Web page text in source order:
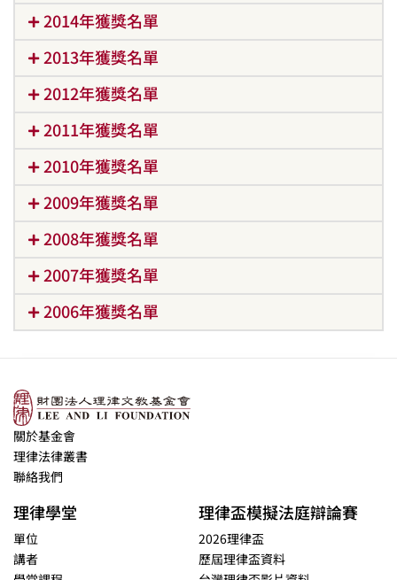
2014年獲獎名單
2013年獲獎名單
2012年獲獎名單
2011年獲獎名單
2010年獲獎名單
2009年獲獎名單
2008年獲獎名單
2007年獲獎名單
2006年獲獎名單
關於基金會
理律法律叢書
聯絡我們
理律學堂
單位
講者
理律盃模擬法庭辯論賽
2026理律盃
歷屆理律盃資料